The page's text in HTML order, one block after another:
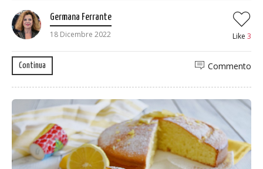
Germana Ferrante
18 Dicembre 2022
Like 3
Continua Commento